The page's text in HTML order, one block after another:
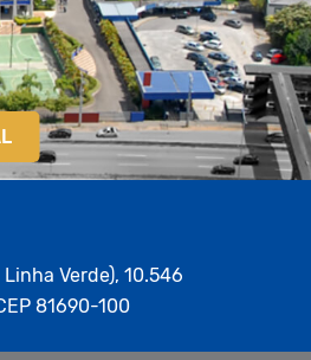
Verde), 10.546
81690-100